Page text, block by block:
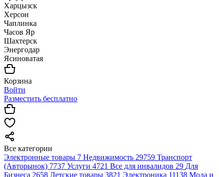
Харцызск
Херсон
Чаплинка
Часов Яр
Шахтерск
Энергодар
Ясиноватая
Корзина
Войти
Разместить бесплатно
Все категории
Электронные товары 7 Недвижимость 29759 Транспорт
(Авторынок) 7737 Услуги 4721 Все для инвалидов 29 Для
Бизнеса 2658 Детские товары 3821 Электроника 11138 Мода и